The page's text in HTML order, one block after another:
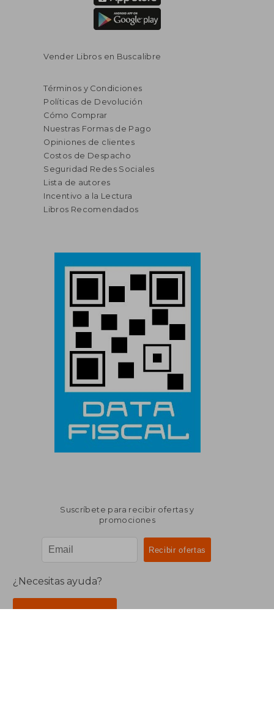
Vender Libros en Buscalibre
Términos y Condiciones
Políticas de Devolución
Cómo Comprar
Nuestras Formas de Pago
Opiniones de clientes
Costos de Despacho
Seguridad Redes Sociales
Lista de autores
Incentivo a la Lectura
Libros Recomendados
Suscríbete para recibir ofertas y
promociones
¿Necesitas ayuda?